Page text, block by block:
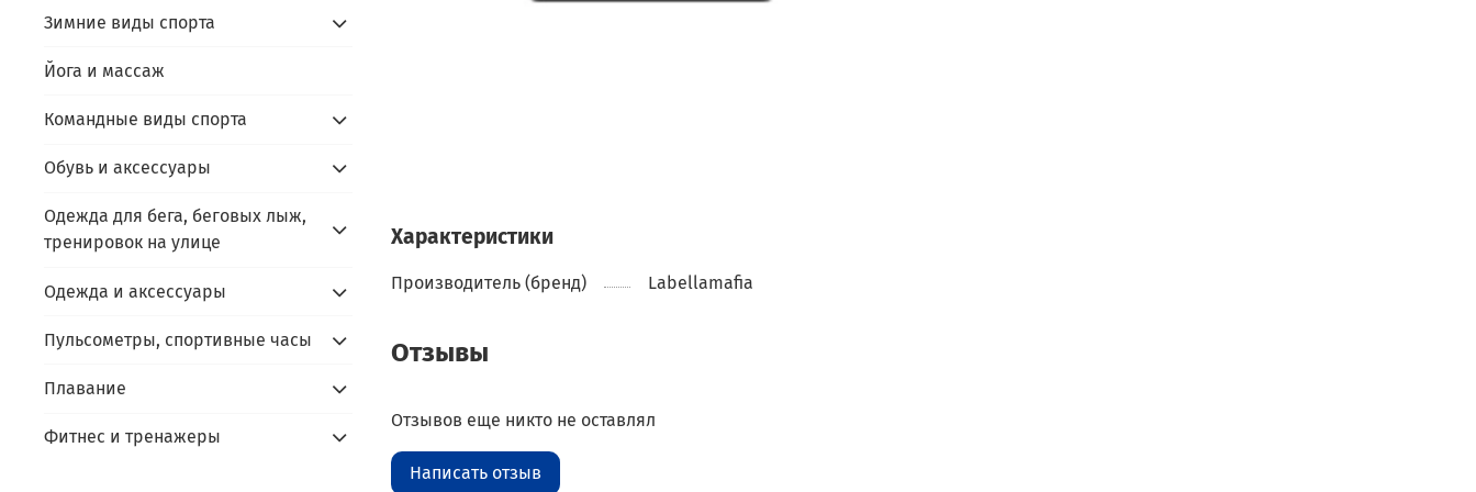
Характеристики
Производитель (бренд) Labellamafia
Отзывы
Отзывов еще никто не оставлял
Написать отзыв
Зимние виды спорта
Йога и массаж
Командные виды спорта
Обувь и аксессуары
Одежда для бега, беговых лыж,
тренировок на улице
Одежда и аксессуары
Пульсометры, спортивные часы
Плавание
Фитнес и тренажеры